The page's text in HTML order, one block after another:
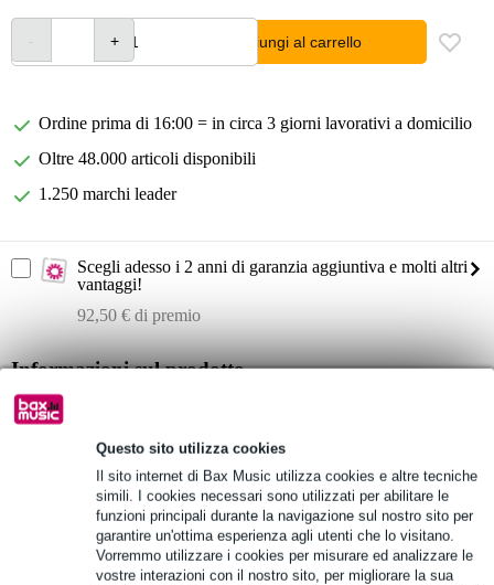
Questo sito utilizza cookies
Il sito internet di Bax Music utilizza cookies e altre tecniche
simili. I cookies necessari sono utilizzati per abilitare le
funzioni principali durante la navigazione sul nostro sito per
garantire un'ottima esperienza agli utenti che lo visitano.
Vorremmo utilizzare i cookies per misurare ed analizzare le
vostre interazioni con il nostro sito, per migliorare la sua
Aggiungi al carrello
Ordine prima di 16:00 = in circa 3 giorni lavorativi a domicilio
Oltre 48.000 articoli disponibili
1.250 marchi leader
Scegli adesso i 2 anni di garanzia aggiuntiva e molti altri
vantaggi!
92,50 € di premio
Informazioni sul prodotto
Sennheiser SR 2050 IEM GW-X
doppio trasmettitore
banda di frequenza GW-X: 558 - 626 MHz
Specifiche complete
Vedi anche (3)